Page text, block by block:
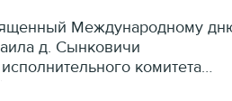
Международному
д. Сынковичи
комитета